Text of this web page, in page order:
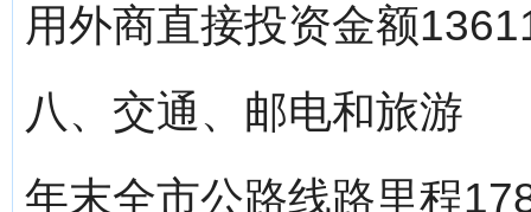
用外商直接投资金额
八、交通、邮电和旅游
年末全市公路线路里程